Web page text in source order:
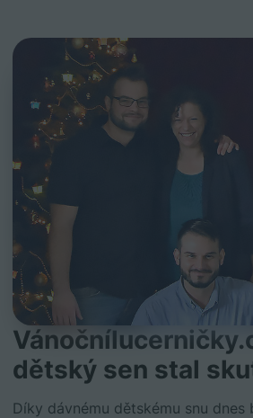
dětský sen stal
Díky dávnému dětskému snu dnes